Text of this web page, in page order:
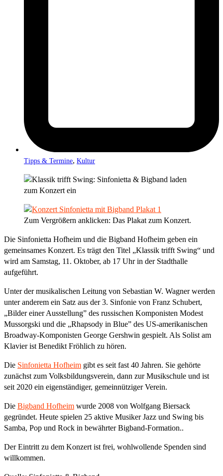
Tipps & Termine, Kultur
Zum Vergrößern anklicken: Das Plakat zum Konzert.
Die Sinfonietta Hofheim und die Bigband Hofheim geben ein
gemeinsames Konzert. Es trägt den Titel „Klassik trifft Swing“ und
wird am Samstag, 11. Oktober, ab 17 Uhr in der Stadthalle
aufgeführt.
Unter der musikalischen Leitung von Sebastian W. Wagner werden
unter anderem ein Satz aus der 3. Sinfonie von Franz Schubert,
„Bilder einer Ausstellung” des russischen Komponisten Modest
Mussorgski und die „Rhapsody in Blue” des US-amerikanischen
Broadway-Komponisten George Gershwin gespielt. Als Solist am
Klavier ist Benedikt Fröhlich zu hören.
Die Sinfonietta Hofheim gibt es seit fast 40 Jahren. Sie gehörte
zunächst zum Volksbildungsverein, dann zur Musikschule und ist
seit 2020 ein eigenständiger, gemeinnütziger Verein.
Die Bigband Hofheim wurde 2008 von Wolfgang Biersack
gegründet. Heute spielen 25 aktive Musiker Jazz und Swing bis
Samba, Pop und Rock in bewährter Bigband-Formation..
Der Eintritt zu dem Konzert ist frei, wohlwollende Spenden sind
willkommen.